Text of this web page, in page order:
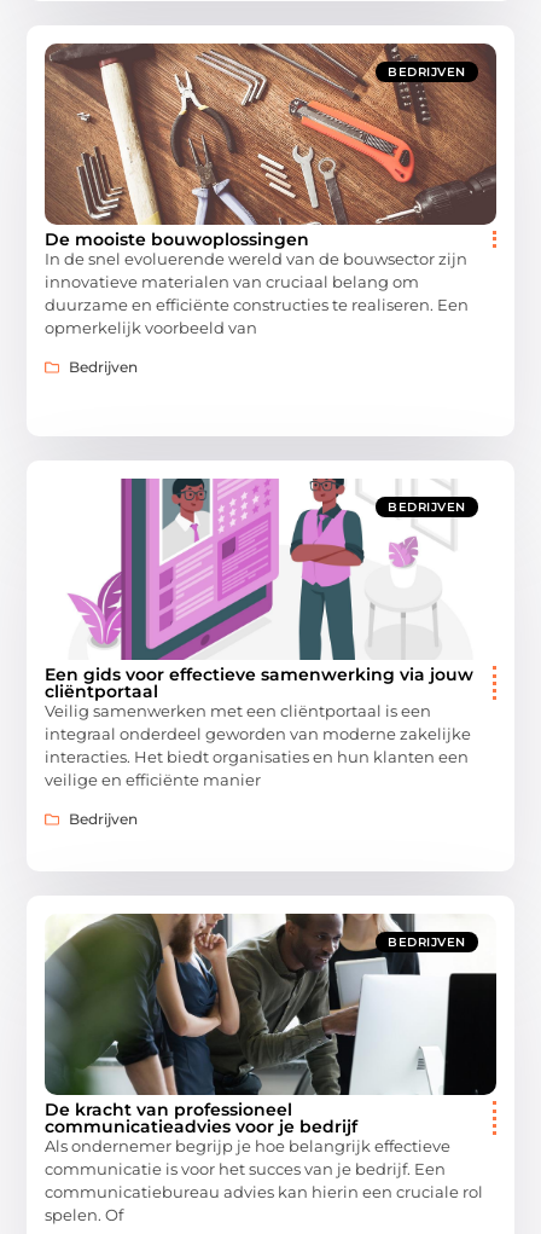
BEDRIJVEN
De mooiste bouwoplossingen
In de snel evoluerende wereld van de bouwsector zijn
innovatieve materialen van cruciaal belang om
duurzame en efficiënte constructies te realiseren. Een
opmerkelijk voorbeeld van
Bedrijven
BEDRIJVEN
Een gids voor effectieve samenwerking via jouw
cliëntportaal
Veilig samenwerken met een cliëntportaal is een
integraal onderdeel geworden van moderne zakelijke
interacties. Het biedt organisaties en hun klanten een
veilige en efficiënte manier
Bedrijven
BEDRIJVEN
De kracht van professioneel
communicatieadvies voor je bedrijf
Als ondernemer begrijp je hoe belangrijk effectieve
communicatie is voor het succes van je bedrijf. Een
communicatiebureau advies kan hierin een cruciale rol
spelen. Of